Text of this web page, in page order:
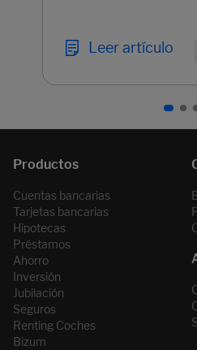
Leer artículo
Cuentas bancarias
Tarjetas bancarias
Hipotecas
Préstamos
Ahorro
Inversión
Jubilación
Seguros
Renting Coches
Bizum